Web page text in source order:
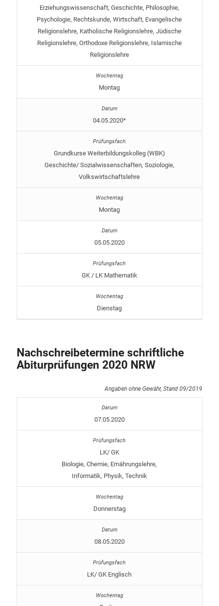
Erziehungswissenschaft, Geschichte, Philosophie,
Psychologie, Rechtskunde, Wirtschaft, Evangelische
Religionslehre, Katholische Religionslehre, Jüdische
Religionslehre, Orthodoxe Religionslehre, Islamische
Religionslehre
Montag
04.05.2020*
Grundkurse Weiterbildungskolleg (WBK)
Geschichte/ Sozialwissenschaften, Soziologie,
Volkswirtschaftslehre
Montag
05.05.2020
GK / LK Mathematik
Dienstag
Nachschreibetermine schriftliche
Abiturprüfungen 2020 NRW
Angaben ohne Gewähr, Stand 09/2019
07.05.2020
LK/ GK
Biologie, Chemie, Ernährungslehre,
Informatik, Physik, Technik
Donnerstag
08.05.2020
LK/ GK Englisch